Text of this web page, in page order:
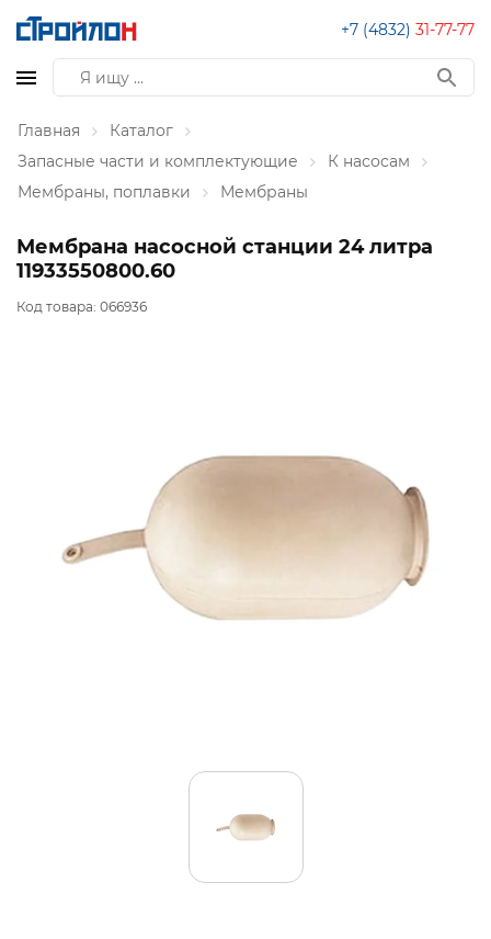
+7 (4832) 31-77-77
Главная
Каталог
Запасные части и комплектующие
К насосам
Мембраны, поплавки
Мембраны
Мембрана насосной станции 24 литра
11933550800.60
Код товара: 066936